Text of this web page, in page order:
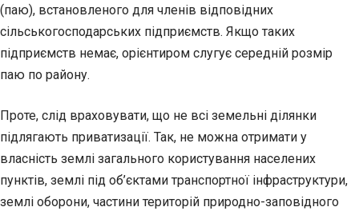
(паю), встановленого для членів відповідних
сільськогосподарських підприємств. Якщо таких
підприємств немає, орієнтиром слугує середній розмір
паю по району.
Проте, слід враховувати, що не всі земельні ділянки
підлягають приватизації. Так, не можна отримати у
власність землі загального користування населених
пунктів, землі під об’єктами транспортної інфраструктури,
землі оборони, частини територій природно-заповідного